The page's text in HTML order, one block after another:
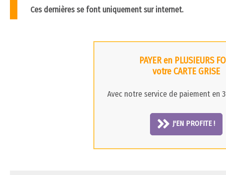
Ces dernières se font uniquement sur internet.
PAYER en PLUSIEURS
votre CARTE GRISE
Avec notre service de paiement en
J'EN PROFITE !